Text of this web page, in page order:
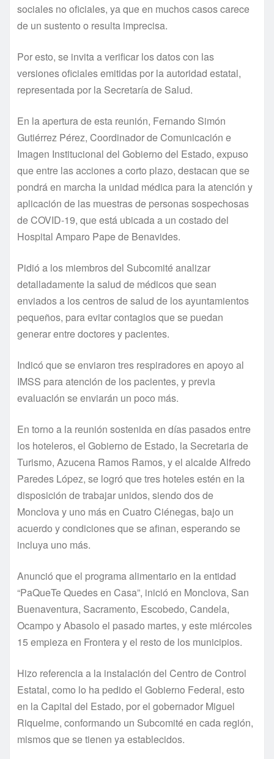
sociales no oficiales, ya que en muchos casos carece
de un sustento o resulta imprecisa.
Por esto, se invita a verificar los datos con las
versiones oficiales emitidas por la autoridad estatal,
representada por la Secretaría de Salud.
En la apertura de esta reunión, Fernando Simón
Gutiérrez Pérez, Coordinador de Comunicación e
Imagen Institucional del Gobierno del Estado, expuso
que entre las acciones a corto plazo, destacan que se
pondrá en marcha la unidad médica para la atención y
aplicación de las muestras de personas sospechosas
de COVID-19, que está ubicada a un costado del
Hospital Amparo Pape de Benavides.
Pidió a los miembros del Subcomité analizar
detalladamente la salud de médicos que sean
enviados a los centros de salud de los ayuntamientos
pequeños, para evitar contagios que se puedan
generar entre doctores y pacientes.
Indicó que se enviaron tres respiradores en apoyo al
IMSS para atención de los pacientes, y previa
evaluación se enviarán un poco más.
En torno a la reunión sostenida en días pasados entre
los hoteleros, el Gobierno de Estado, la Secretaria de
Turismo, Azucena Ramos Ramos, y el alcalde Alfredo
Paredes López, se logró que tres hoteles estén en la
disposición de trabajar unidos, siendo dos de
Monclova y uno más en Cuatro Ciénegas, bajo un
acuerdo y condiciones que se afinan, esperando se
incluya uno más.
Anunció que el programa alimentario en la entidad
“PaQueTe Quedes en Casa”, inició en Monclova, San
Buenaventura, Sacramento, Escobedo, Candela,
Ocampo y Abasolo el pasado martes, y este miércoles
15 empieza en Frontera y el resto de los municipios.
Hizo referencia a la instalación del Centro de Control
Estatal, como lo ha pedido el Gobierno Federal, esto
en la Capital del Estado, por el gobernador Miguel
Riquelme, conformando un Subcomité en cada región,
mismos que se tienen ya establecidos.